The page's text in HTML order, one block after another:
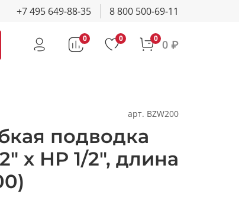
+7 495 649-88-35 8 800 500-69-11
0 0 0 0 ₽
арт. BZW200
подводка
х НР 1/2", длина